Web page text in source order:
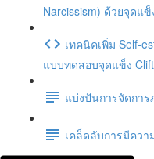
Narcissism) ด้วยจุดแข็
เทคนิคเพิ่ม Self-
แบบทดสอบจุดแข็ง
แบ่งปันการจัดกา
เคล็ดลับการมีคว